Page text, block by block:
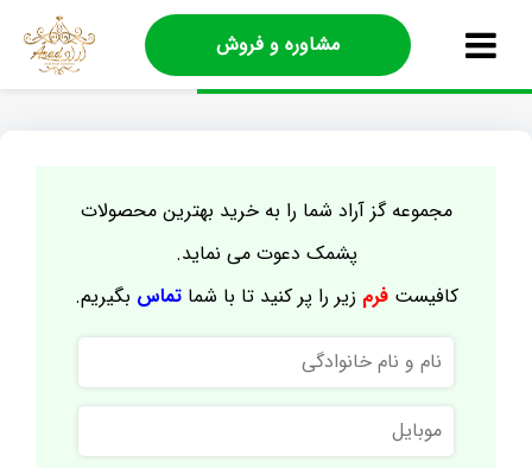
مشاوره و فروش
مجموعه گز آراد شما را به خرید بهترین محصولات
پشمک دعوت می نماید.
کافیستفرم زیر را پر کنید تا با شماتماس بگیریم.
نام
و
نام
خانوادگی
موبایل